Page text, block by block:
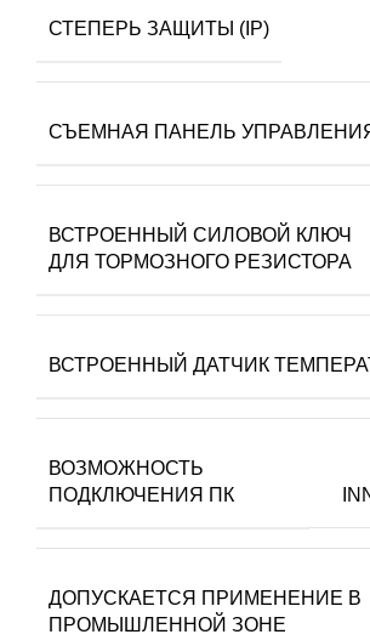
СТЕПЕРЬ ЗАЩИТЫ (IP)
СЪЕМНАЯ ПАНЕЛЬ
ВСТРОЕННЫЙ СИЛОВОЙ КЛЮЧ
ДЛЯ ТОРМОЗНОГО РЕЗИСТОРА
ВСТРОЕННЫЙ ДАТЧИК
ВОЗМОЖНОСТЬ
ПОДКЛЮЧЕНИЯ ПК
ДОПУСКАЕТСЯ ПРИМЕНЕНИЕ В
ПРОМЫШЛЕННОЙ ЗОНЕ